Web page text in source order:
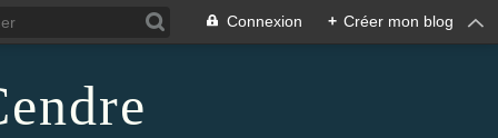
Connexion + Créer mon blog